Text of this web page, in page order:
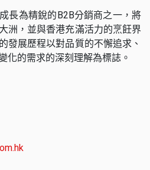
長為精銳的B2B分銷商之一，將
洲，並與香港充滿活力的烹飪界
發展歷程以對品質的不懈追求、
化的需求的深刻理解為標誌。